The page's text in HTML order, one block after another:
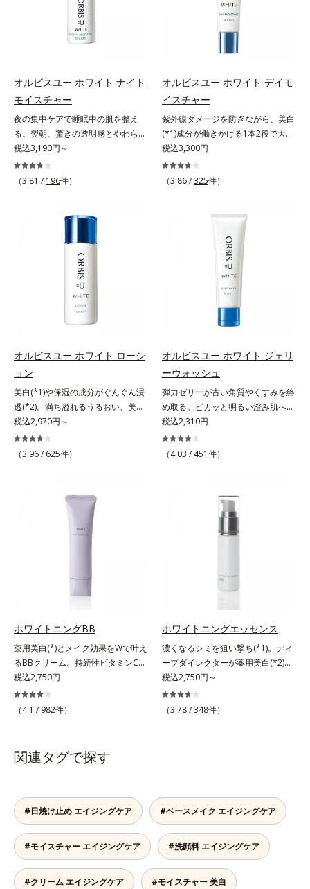
ラニンの生成を抑え、シミ・ソバカ
スを防ぐ（ウォッシュを除く）*2
オルビス内スキンケアシリーズの保
角層*5 乾燥による*6 洗浄によ
る物理的効果*7 うるおいによる
*8 乾燥、ハリ・ツヤのなさ*9
保湿成分*10 ロニセラカエルレア
果汁、ノバラエキス配合＝うるおい
を与えハリと透明感に満ちた肌へ導
く保湿成分*11 メマツヨイグサ抽
出液、スイカズラエキス配合＝角層
ぐ（ウォッシュ除く）*2 オルビス
内スキンケアシリーズの保湿力*3
年齢に応じたお手入れのこと*4 う
るおいによる*5 乾燥、ハリ・ツヤ
ロニセラカエルレア果汁、ノバラエ
キス配合＝うるおいを与えハリと透
明感に満ちた肌へ導く保湿成分*9
メマツヨイグサ抽出液、スイカズラ
エキス配合＝角層のすみずみまで水
分・油分を保ち、ハリ・ツヤを与え
る保湿成分*10 気持ちのこと各商品
の詳しい情報は商品ページをご覧く
ヴァイタルトリートメントクリーム
「オルビスアンバー ヴァイタルト
リートメントクリーム」は、1品
ッククリーム(*3)、パックの6役を
担い、複合的にアプローチ。Wナイ
アシン(*4)によるシワ改善・シミ予
防に加え、複合成分コラーゲンコン
プレックスSPが肌のハリを徹底サポ
ート。肌なじみのよいクリーム構造
で角層まで保湿成分が浸透し、うる
おいをギュッと閉じ込めます。洗顔
ハリ感のあるなめらかな肌を叶えま
す。*1 メラニンの生成を抑え、シ
ミ・ソバカスを防ぐ*2 肌にハリを
与え若々しい印象*3 首のうるおい
ケアとして*4 ナイアシンアミド
齢肌の“メラニンメタボ(*2)”にアプ
ローチして、澄みわたる美肌を目指
します。*1 年齢を重ねた肌*2 メラ
ニンが過剰に生成する状態*3 メラ
を防ぐ*4 コラーゲン・トリペプチ
ド Ｆ
オルビスユー ホワイト ナイト
モイスチャー
夜の集中ケアで睡眠中の肌を整え
る。翌朝、驚きの透明感とやわらか
さを感じて。若々しく透明感のある
美肌を構成する要素と、年齢肌(*1)
のメラニン生成にアプローチして、
の理論を応用し、全方位的に肌の底
上げを図ります。さらに、シミと年
でなく、メラニンが蓄積しがちな年
齢肌の“メラニンメタボ(*2)”にアプ
ローチして、澄みわたる美肌を目指
します。*1 年齢を重ねた肌*2 メラ
ニンが過剰に生成する状態
税込3,190円～
（3.81 / 196件）
オルビスユー ホワイト デイモ
イスチャー
紫外線ダメージを防ぎながら、美白
(*1)成分が働きかける1本2役で大人
の肌を守りぬく。若々しく透明感の
ある美肌を構成する要素と、年齢肌
(*2)のメラニン生成にアプローチし
ー」の理論を応用し、全方位的に肌
の底上げを図ります。さらに、シミ
と年齢の関係に着目。点在するシミ
だけでなく、メラニンが蓄積しがち
な年齢肌の“メラニンメタボ(*3)”に
アプローチして、澄みわたる美肌を
目指します。*1 メラニンの生成を
抑え、シミ・ソバカスを防ぐ*2 年
生成する状態
税込3,300円
（3.86 /325件）
オルビスユー ホワイト ローシ
ョン
美白(*1)や保湿の成分がぐんぐん浸
透(*2)。満ち溢れるうるおい、美肌
がやみつきに。若々しく透明感のあ
る美肌を構成する要素と、年齢肌
(*3)のメラニン生成にアプローチし
ー」の理論を応用し、全方位的に肌
の底上げを図ります。さらに、シミ
と年齢の関係に着目。点在するシミ
だけでなく、メラニンが蓄積しがち
目指します。*1 メラニンの生成を
抑え、シミ・ソバカスを防ぐ*2 角
ンが過剰に生成する状態
税込2,970円～
（3.96 / 625件）
オルビスユー ホワイト ジェリ
ーウォッシュ
弾力ゼリーが古い角質やくすみを絡
め取る。ピカッと明るい澄み肌へ。
若々しく透明感のある美肌を構成す
る要素と、年齢肌(*1)のメラニン生
成にアプローチして、明るくなめら
し、全方位的に肌の底上げを図りま
す。さらに、シミと年齢の関係に着
ニンが蓄積しがちな年齢肌の“メラ
年齢を重ねた肌*2 メラニンが過剰
税込2,310円
（4.03 / 451件）
ホワイトニングBB
薬用美白(*)とメイク効果をWで叶え
るBBクリーム。持続性ビタミンC誘
導体で美白しながらくすみのない軽
やか美肌を長時間キープ。メイクし
ながら日中美白(*)効果も発揮する、
体の配合に成功しました。“薬用美
白美容液に色をつける”製法で生ま
をパッと飛ばし、皮脂テカを防ぎな
がら明るい肌を長時間キープしま
す。これ1つで、美白美容液・日焼
け止め・化粧下地・ファンデ―ショ
ン・コンシーラー・パウダーを兼ね
る1本6役。時短メイクが叶います。
税込2,750円
（4.1 / 982件）
ホワイトニングエッセンス
濃くなるシミを狙い撃ち(*1)。ディ
ープダイレクターが薬用美白(*2)成
分を、肌の奥深く(*3)まで効かせる
美容液。しつこいシミの原因“詰ま
りメラニン(*1)”の生成を抑え、透明
を採用しました。ディープダイレク
ター（ヒメフウロエキス、スターフ
ルーツ葉エキス）が詰まりメラニン
の生成を抑制し、浸透(*4)パワーで
美白成分・速効性ビタミンC誘導体
などの成分をシミの元へ届けます。
税込2,750円～
（3.78 /348件）
関連タグで探す
#日焼け止め エイジングケア #ベースメイク エイジングケア
#モイスチャー エイジングケア #洗顔料 エイジングケア
#クリーム エイジングケア #モイスチャー 美白